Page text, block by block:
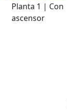
Planta 1 | Con
ascensor